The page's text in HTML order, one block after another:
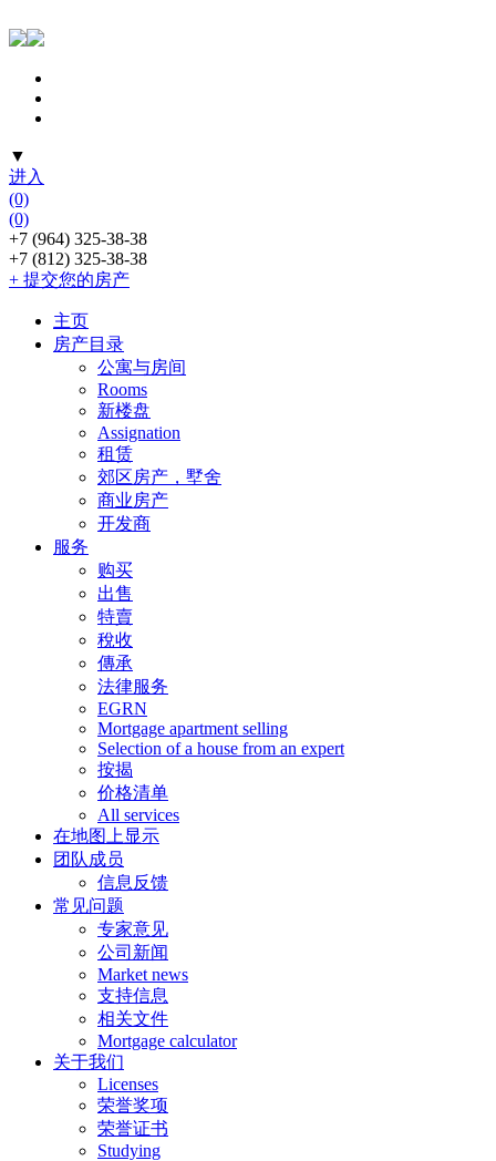
▼
进入
(0)
(0)
+7 (964) 325-38-38
+7 (812) 325-38-38
+ 提交您的房产
主页
房产目录
公寓与房间
Rooms
新楼盘
Assignation
租赁
郊区房产，墅舍
商业房产
开发商
服务
购买
出售
特賣
稅收
傳承
法律服务
EGRN
Mortgage apartment selling
Selection of a house from an expert
按揭
价格清单
All services
在地图上显示
团队成员
信息反馈
常见问题
专家意见
公司新闻
Market news
支持信息
相关文件
Mortgage calculator
关于我们
Licenses
荣誉奖项
荣誉证书
Studying